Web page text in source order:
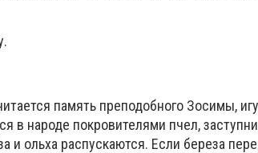
память преподобного Зосимы,
в народе покровителями пчел,
и ольха распускаются. Если береза